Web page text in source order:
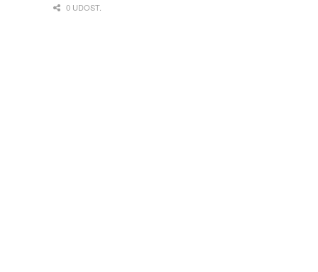
0 UDOST.